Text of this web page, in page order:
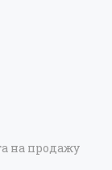
на продажу